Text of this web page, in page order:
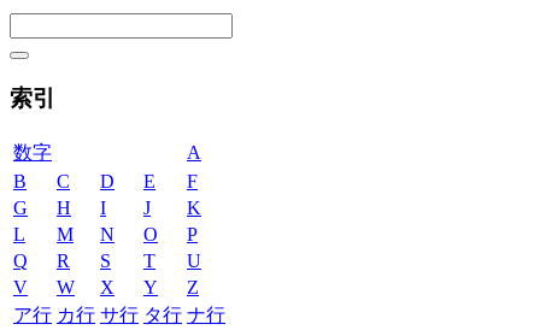
索引
数字
A
B
C D E
F
G
H I J
K
L
M N O
P
Q
R S T
U
V
W X Y
Z
ア行 カ行 サ行 タ行 ナ行